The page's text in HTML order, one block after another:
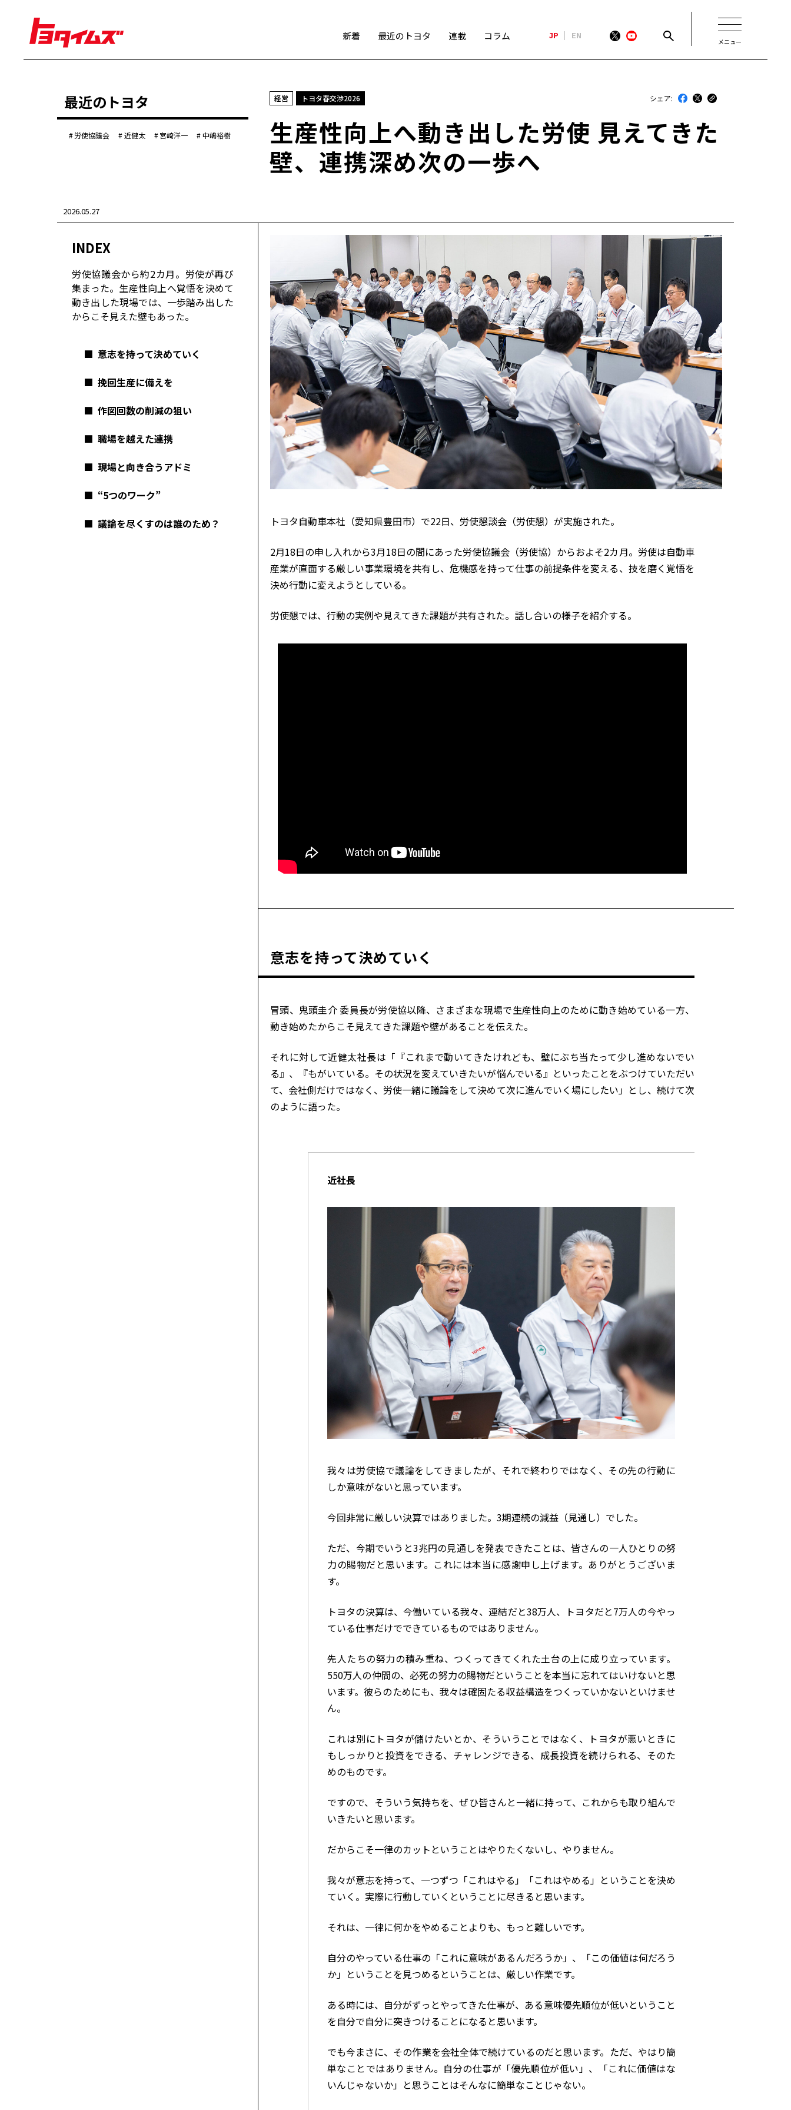
新着 最近のトヨタ 連載 コラム JP EN
メニュー
豊田章男 佐藤恒治 決算 株主総会
労使協議会
スポーツ
WRC TOYOTA GAZOO Racing
センチュリー
コーポレート
モビリティカンパニー トヨタグローバル
トヨタグループ モノづくり
最近のトヨタ
トヨタイムズビジネス
トヨタイムズスポーツ
トヨタイムズPodcast
SDGs
最近のトヨタ
労使協議会 近健太 宮崎洋一 中嶋裕樹
経営 トヨタ春交渉2026 シェア:
生産性向上へ動き出した労使 見えてきた
壁、連携深め次の一歩へ
2026.05.27
INDEX
労使協議会から約2カ月。労使が再び
集まった。生産性向上へ覚悟を決めて
動き出した現場では、一歩踏み出した
からこそ見えた壁もあった。
■ 意志を持って決めていく
■ 挽回生産に備えを
■ 作図回数の削減の狙い
■ 職場を越えた連携
■ 現場と向き合うアドミ
■ “5つのワーク”
■ 議論を尽くすのは誰のため？ トヨタ自動車本社（愛知県豊田市）で22日、労使懇談会（労使懇）が実施された。
2月18日の申し入れから3月18日の間にあった労使協議会（労使協）からおよそ2カ月。労使は自動車
産業が直面する厳しい事業環境を共有し、危機感を持って仕事の前提条件を変える、技を磨く覚悟を
決め行動に変えようとしている。
労使懇では、行動の実例や見えてきた課題が共有された。話し合いの様子を紹介する。
意志を持って決めていく
冒頭、鬼頭圭介 委員長が労使協以降、さまざまな現場で生産性向上のために動き始めている一方、
動き始めたからこそ見えてきた課題や壁があることを伝えた。
それに対して近健太社長は「『これまで動いてきたけれども、壁にぶち当たって少し進めないでい
る』、『もがいている。その状況を変えていきたいが悩んでいる』といったことをぶつけていただい
て、会社側だけではなく、労使一緒に議論をして決めて次に進んでいく場にしたい」とし、続けて次
のように語った。
近社長
我々は労使協で議論をしてきましたが、それで終わりではなく、その先の行動に
しか意味がないと思っています。
今回非常に厳しい決算ではありました。3期連続の減益（見通し）でした。
ただ、今期でいうと3兆円の見通しを発表できたことは、皆さんの一人ひとりの努
力の賜物だと思います。これには本当に感謝申し上げます。ありがとうございま
す。
トヨタの決算は、今働いている我々、連結だと38万人、トヨタだと7万人の今やっ
ている仕事だけでできているものではありません。
先人たちの努力の積み重ね、つくってきてくれた土台の上に成り立っています。
550万人の仲間の、必死の努力の賜物だということを本当に忘れてはいけないと思
います。彼らのためにも、我々は確固たる収益構造をつくっていかないといけませ
ん。
これは別にトヨタが儲けたいとか、そういうことではなく、トヨタが悪いときに
もしっかりと投資をできる、チャレンジできる、成長投資を続けられる、そのた
めのものです。
ですので、そういう気持ちを、ぜひ皆さんと一緒に持って、これからも取り組んで
いきたいと思います。
だからこそ一律のカットということはやりたくないし、やりません。
我々が意志を持って、一つずつ「これはやる」「これはやめる」ということを決め
ていく。実際に行動していくということに尽きると思います。
それは、一律に何かをやめることよりも、もっと難しいです。
自分のやっている仕事の「これに意味があるんだろうか」、「この価値は何だろう
か」ということを見つめるということは、厳しい作業です。
ある時には、自分がずっとやってきた仕事が、ある意味優先順位が低いということ
を自分で自分に突きつけることになると思います。
でも今まさに、その作業を会社全体で続けているのだと思います。ただ、やはり簡
単なことではありません。自分の仕事が「優先順位が低い」、「これに価値はな
いんじゃないか」と思うことはそんなに簡単なことじゃない。